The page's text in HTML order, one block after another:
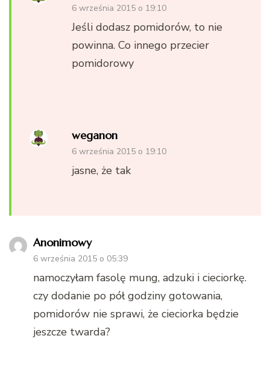
6 września 2015 o 19:10
Jeśli dodasz pomidorów, to nie
powinna. Co innego przecier
pomidorowy
weganon
6 września 2015 o 19:10
jasne, że tak
Anonimowy
6 września 2015 o 05:39
namoczyłam fasolę mung, adzuki i cieciorkę.
czy dodanie po pół godziny gotowania,
pomidorów nie sprawi, że cieciorka będzie
jeszcze twarda?